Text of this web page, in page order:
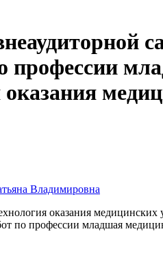
профессии
Владимировна
оказания
профессии младшая